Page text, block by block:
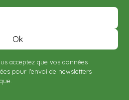
acceptez que vos données
pour l'envoi de newsletters